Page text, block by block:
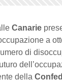
Canarie
a
di
della